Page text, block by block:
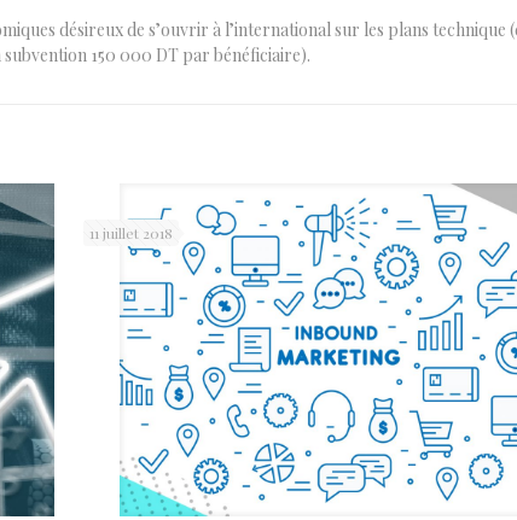
désireux de s’ouvrir à l’international sur les plans
150 000 DT par bénéficiaire).
11 juillet 2018